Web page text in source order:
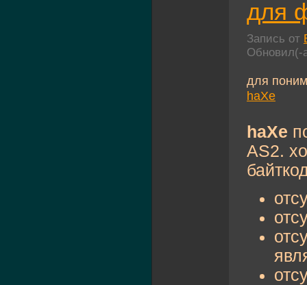
для
Запись от
для
haXe
haXe
AS2.